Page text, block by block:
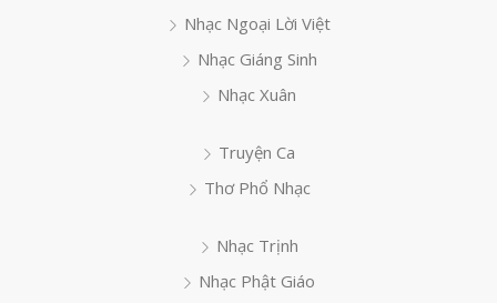
Nhạc Ngoại Lời Việt
Nhạc Giáng Sinh
Nhạc Xuân
Truyện Ca
Thơ Phổ Nhạc
Nhạc Trịnh
Nhạc Phật Giáo